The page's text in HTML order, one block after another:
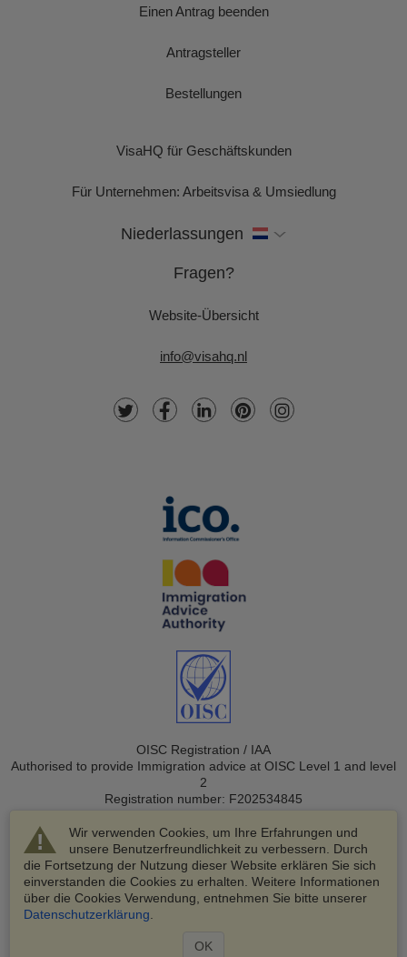
Wir verwenden Cookies, um Ihre Erfahrungen und
unsere Benutzerfreundlichkeit zu verbessern. Durch
die Fortsetzung der Nutzung dieser Website erklären Sie sich
einverstanden die Cookies zu erhalten. Weitere Informationen
über die Cookies Verwendung, entnehmen Sie bitte unserer
Datenschutzerklärung
OK
Einen Antrag beenden
Antragsteller
Bestellungen
VisaHQ für Geschäftskunden
Für Unternehmen: Arbeitsvisa & Umsiedlung
Niederlassungen
Fragen?
Website-Übersicht
info@visahq.nl
OISC Registration / IAA
Authorised to provide Immigration advice at OISC Level 1 and level
2
Registration number: F202534845
© 2003-2026 VisaHQ.com, Inc. Alle Rechte vorbehalten.
VisaHQ und das VisaHQ-Logo sind eingetragene Marken von
VisaHQ.com, Inc.